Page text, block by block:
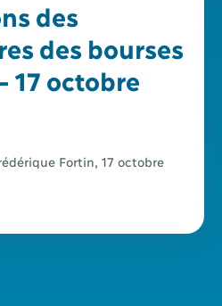
des
des bourses
17 octobre
Fortin, 17 octobre